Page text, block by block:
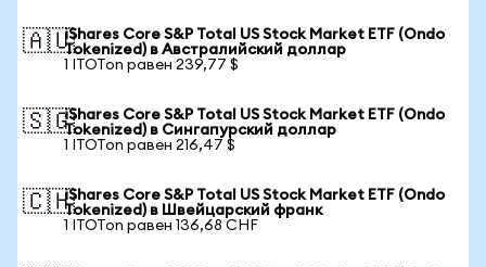
🇦🇺iShares Core S&P Total US Stock Market ETF (Ondo
Tokenized) в Австралийский доллар
1 ITOTon равен 239,77 $
🇸🇬iShares Core S&P Total US Stock Market ETF (Ondo
Tokenized) в Сингапурский доллар
1 ITOTon равен 216,47 $
🇨🇭iShares Core S&P Total US Stock Market ETF (Ondo
Tokenized) в Швейцарский франк
1 ITOTon равен 136,68 CHF